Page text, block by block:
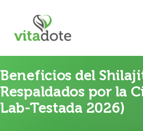
Beneficios del
Respaldados por la
Lab-Testada 2026)